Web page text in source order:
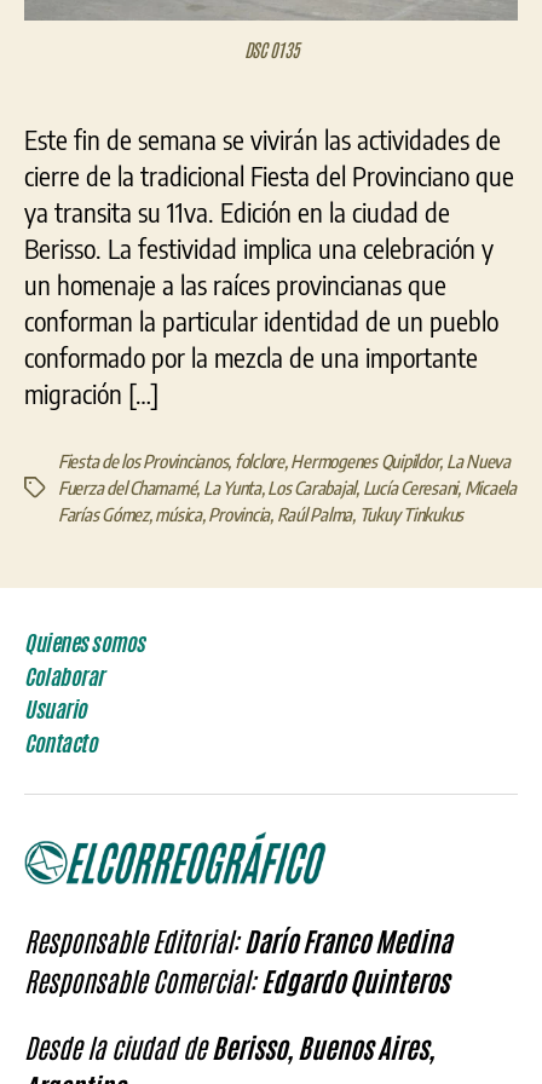
DSC 0135
Este fin de semana se vivirán las actividades de
cierre de la tradicional Fiesta del Provinciano que
ya transita su 11va. Edición en la ciudad de
Berisso. La festividad implica una celebración y
un homenaje a las raíces provincianas que
conforman la particular identidad de un pueblo
conformado por la mezcla de una importante
migración […]
Etiquetas
Fiesta de los Provincianos, folclore,Hermogenes Quipildor, La Nueva
Fuerza del Chamamé, La Yunta,Los Carabajal, Lucía Ceresani, Micaela
Farías Gómez,música,Provincia, Raúl Palma, Tukuy Tinkukus
Quienes somos
Colaborar
Usuario
Contacto
Responsable Editorial:Darío Franco Medina
Responsable Comercial:Edgardo Quinteros
Desde la ciudad deBerisso, Buenos Aires,